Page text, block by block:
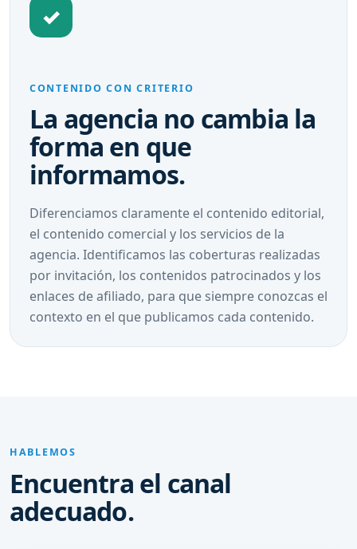
✓
CONTENIDO CON CRITERIO
La agencia no cambia la
forma en que
informamos.
Diferenciamos claramente el contenido editorial,
el contenido comercial y los servicios de la
agencia. Identificamos las coberturas realizadas
por invitación, los contenidos patrocinados y los
enlaces de afiliado, para que siempre conozcas el
contexto en el que publicamos cada contenido.
HABLEMOS
Encuentra el canal
adecuado.